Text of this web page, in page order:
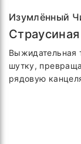
Изумлённый
Выжидательная
шутку,
рядовую